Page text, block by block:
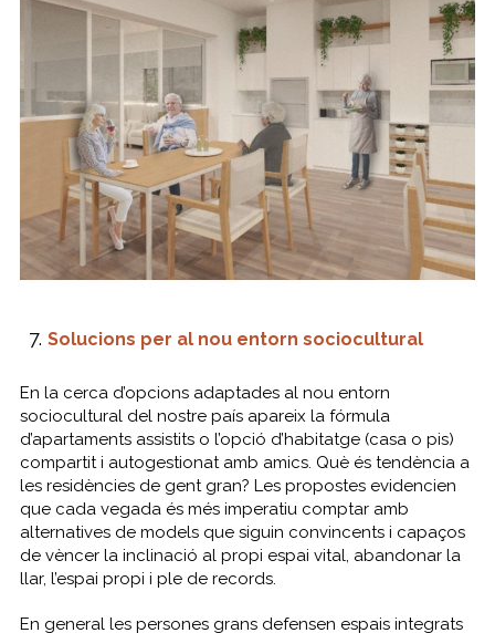
Solucions per al nou entorn sociocultural
En la cerca d’opcions adaptades al nou entorn
sociocultural del nostre país apareix la fórmula
d’apartaments assistits o l’opció d’habitatge (casa o pis)
compartit i autogestionat amb amics. Què és tendència a
les residències de gent gran? Les propostes evidencien
que cada vegada és més imperatiu comptar amb
alternatives de models que siguin convincents i capaços
de vèncer la inclinació al propi espai vital, abandonar la
llar, l’espai propi i ple de records.
En general les persones grans defensen espais integrats